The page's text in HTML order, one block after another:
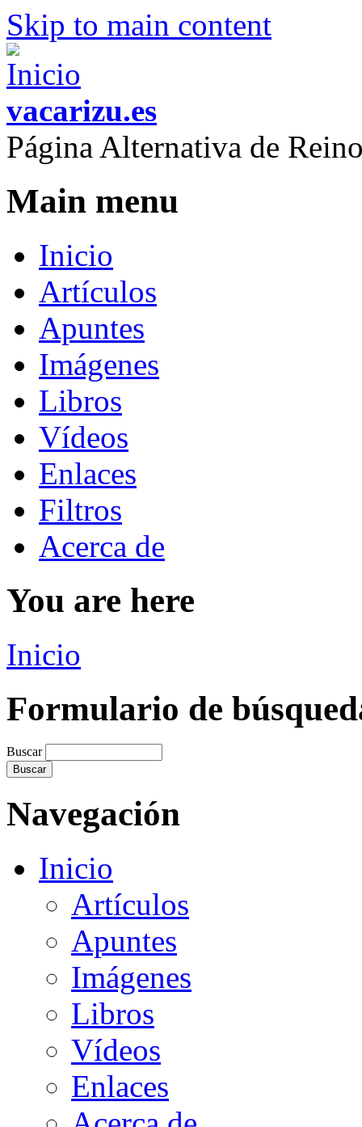
Skip to main content
vacarizu.es
Página Alternativa de
Main menu
Inicio
Artículos
Apuntes
Imágenes
Libros
Vídeos
Enlaces
Filtros
Acerca de
You are here
Inicio
Formulario de
Buscar
Navegación
Inicio
Artículos
Apuntes
Imágenes
Libros
Vídeos
Enlaces